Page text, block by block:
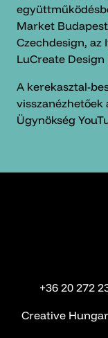
Market
Czechdesign, az
LuCreate
A kerekasztal-
visszanézhetőek
Ügynökség
+36 20 272
Creative